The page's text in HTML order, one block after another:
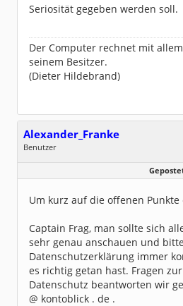
Seriosität gegeben werden soll.
Der Computer rechnet mit
seinem Besitzer.
(Dieter Hildebrand)
Alexander_Franke
Benutzer
Dabei seit:
01 / 2009
Um kurz auf die offenen Punkte
Captain Frag, man sollte sich
sehr genau anschauen und
Datenschutzerklärung immer
es richtig getan hast. Fragen
Datenschutz beantworten wir
@ kontoblick . de .